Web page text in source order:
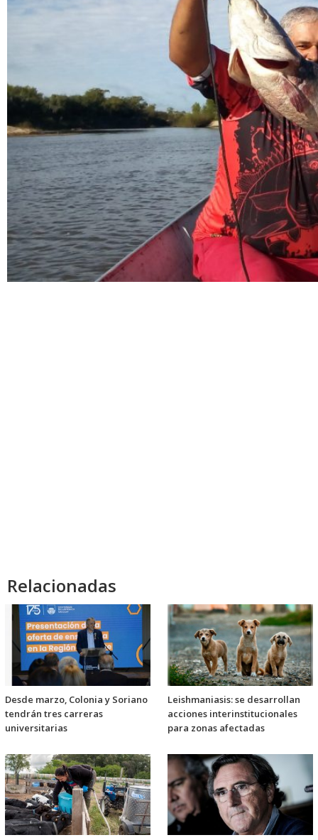
Relacionadas
Desde marzo, Colonia y Soriano
tendrán tres carreras
universitarias
Leishmaniasis: se desarrollan
acciones interinstitucionales
para zonas afectadas